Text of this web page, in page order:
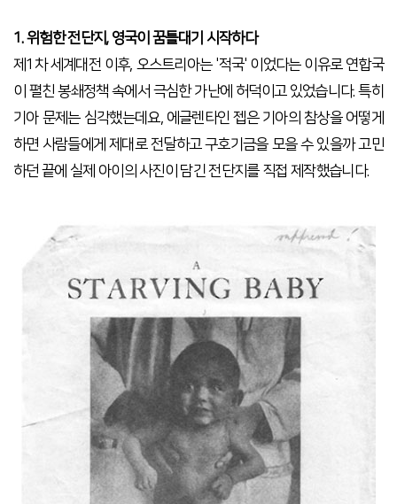
1. 위험한 전단지, 영국이 꿈틀대기 시작하다
제1차 세계대전 이후, 오스트리아는 '적국' 이었다는 이유로 연합국
이 펼친 봉쇄정책 속에서 극심한 가난에 허덕이고 있었습니다. 특히
기아 문제는 심각했는데요, 에글렌타인 젭은 기아의 참상을 어떻게
하면 사람들에게 제대로 전달하고 구호기금을 모을 수 있을까 고민
하던 끝에 실제 아이의 사진이 담긴 전단지를 직접 제작했습니다.